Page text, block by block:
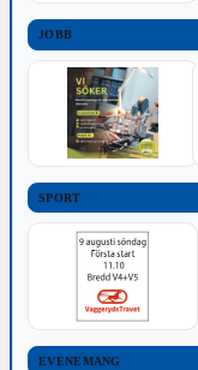
JOBB
SPORT
EVENEMANG